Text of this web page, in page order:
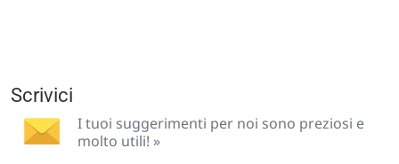
Scrivici
I tuoi suggerimenti per noi sono preziosi e
molto utili! »